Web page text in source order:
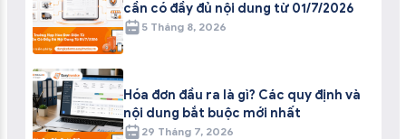
cần có đầy đủ nội dung từ 01/7/2026
5 Tháng 8, 2026
Hóa đơn đầu ra là gì? Các quy định và
nội dung bắt buộc mới nhất
29 Tháng 7, 2026